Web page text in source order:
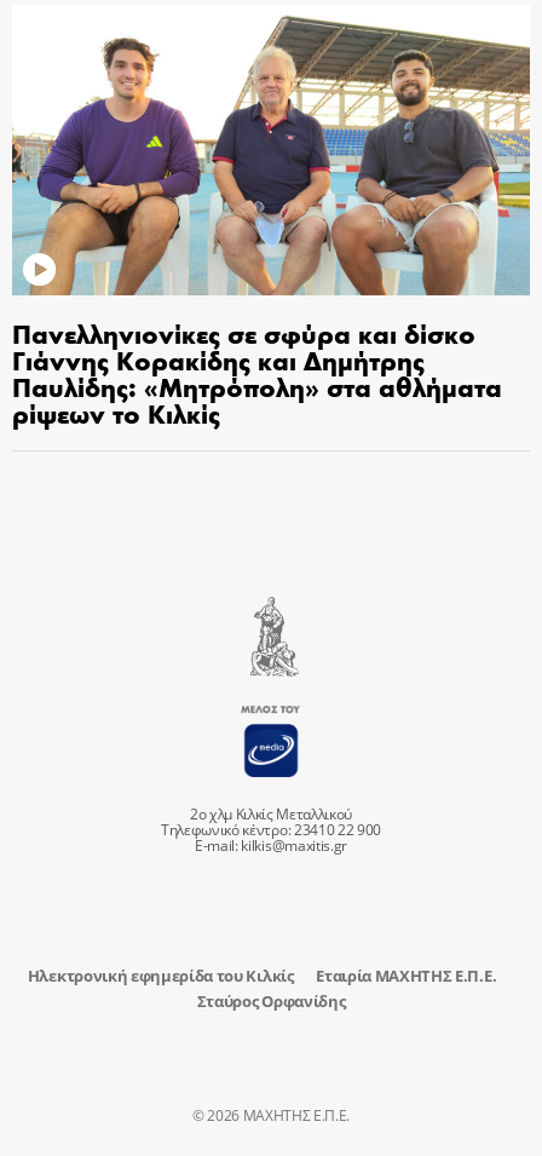
Πανελληνιονίκες σε σφύρα και δίσκο
Γιάννης Κορακίδης και Δημήτρης
Παυλίδης: «Μητρόπολη» στα αθλήματα
ρίψεων το Κιλκίς
2ο χλμ Κιλκίς Μεταλλικού
Τηλεφωνικό κέντρο: 23410 22 900
E-mail:kilkis@maxitis.gr
Ηλεκτρονική εφημερίδα του Κιλκίς
Εταιρία ΜΑΧΗΤΗΣ Ε.Π.Ε.
Σταύρος Ορφανίδης
© 2026 ΜΑΧΗΤΗΣ Ε.Π.Ε.